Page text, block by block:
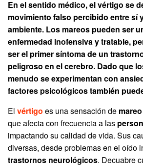
En el sentido médico, el vértigo se
movimiento falso percibido entre sí
ambiente. Los mareos pueden ser
enfermedad inofensiva y tratable,
ser el primer síntoma de un
peligroso en el cerebro. Dado que
menudo se experimentan con
factores psicológicos también
El vértigo es una sensación de
que afecta con frecuencia a las
impactando su calidad de vida. Sus
diversas, desde problemas en el oído
trastornos neurológicos. Decuabre